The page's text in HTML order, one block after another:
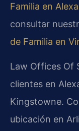
Familia en
consultar
de Familia en
Law Offices Of
clientes en
Kingstowne.
ubicación en